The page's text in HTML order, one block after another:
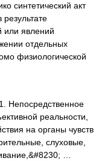
синтетический акт
или явлений
отдельных
физиологической
реальности,
на органы чувств
слуховые,
…